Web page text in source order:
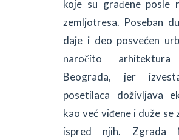
koje su građene posle
zemljotresa. Poseban
daje i deo posvećen
naročito
Beograda, jer
posetilaca doživljava
kao već viđene i duže se
ispred njih. Zgrada